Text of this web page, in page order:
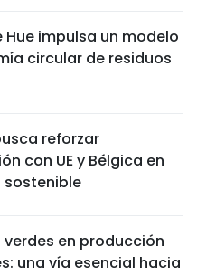
SOMOS?
Hue impulsa un modelo
circular de residuos
reforzar
con UE y Bélgica en
sostenible
en producción
una vía esencial hacia